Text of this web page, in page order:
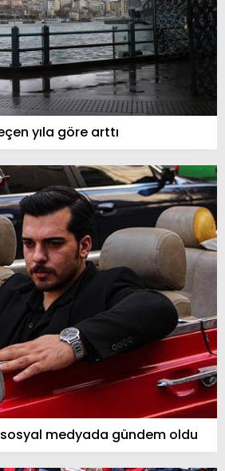
yıla göre arttı
sosyal medyada gündem oldu